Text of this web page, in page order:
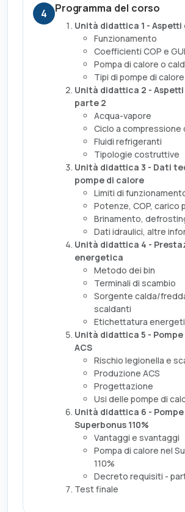
4 Programma del corso
Unità didattica 1 - Aspetti
Funzionamento
Coefficienti COP e
Pompa di calore o
Tipi di pompe di calore
Unità didattica 2 -
parte 2
Acqua-vapore
Ciclo a compressione
Fluidi refrigeranti
Tipologie costruttive
Unità didattica 3 - Dati
pompe di calore
Limiti di
Potenze, COP, carico
Brinamento,
Dati idraulici, altre
Unità didattica 4 -
energetica
Metodo dei bin
Terminali di scambio
Sorgente calda/
scaldanti
Etichettatura
Unità didattica 5 -
ACS
Rischio legionella e
Produzione ACS
Progettazione
Usi delle pompe di
Unità didattica 6 -
Superbonus 110%
Vantaggi e svantaggi
Pompa di calore nel
110%
Decreto requisiti -
Test finale